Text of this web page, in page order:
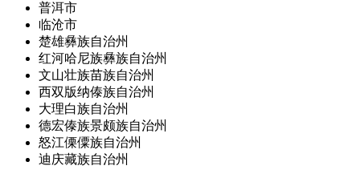
普洱市
临沧市
楚雄彝族自治州
红河哈尼族彝族自治州
文山壮族苗族自治州
西双版纳傣族自治州
大理白族自治州
德宏傣族景颇族自治州
怒江傈僳族自治州
迪庆藏族自治州